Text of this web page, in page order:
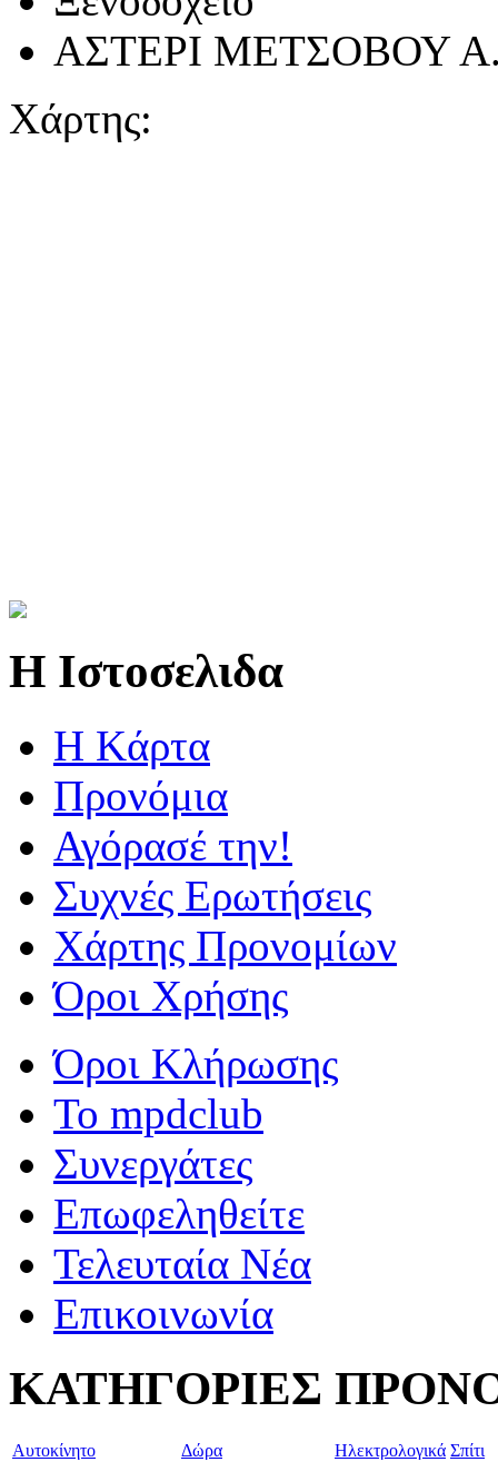
ΑΣΤΕΡΙ ΜΕΤΣΟΒΟΥ
Χάρτης:
Η Ιστοσελιδα
Η Kάρτα
Προνόμια
Αγόρασέ την!
Συχνές Ερωτήσεις
Χάρτης Προνομίων
Όροι Χρήσης
Όροι Κλήρωσης
To mpdclub
Συνεργάτες
Επωφεληθείτε
Τελευταία Νέα
Επικοινωνία
ΚΑΤΗΓΟΡΙΕΣ
Aυτοκίνητο Δώρα Ηλεκτρολογικά Σπίτι